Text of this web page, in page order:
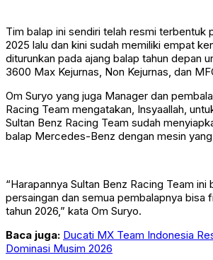
Tim balap ini sendiri telah resmi terbentuk
2025 lalu dan kini sudah memiliki empat
diturunkan pada ajang balap tahun depan
3600 Max Kejurnas, Non Kejurnas, dan
Om Suryo yang juga Manager dan
Racing Team mengatakan, Insyaallah,
Sultan Benz Racing Team sudah
balap Mercedes-Benz dengan mesin
“Harapannya Sultan Benz Racing Team ini
persaingan dan semua pembalapnya bisa
tahun 2026,” kata Om Suryo.
Baca juga: Ducati MX Team Indonesia
Dominasi Musim 2026